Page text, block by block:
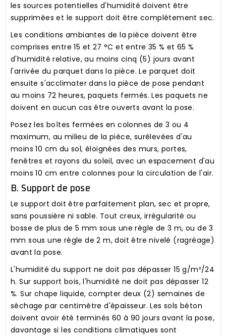
les sources potentielles d'humidité doivent être
supprimées et le support doit être complètement sec.
Les conditions ambiantes de la pièce doivent être
comprises entre 15 et 27 °C et entre 35 % et 65 %
d'humidité relative, au moins cinq (5) jours avant
l'arrivée du parquet dans la pièce. Le parquet doit
ensuite s'acclimater dans la pièce de pose pendant
au moins 72 heures, paquets fermés.Les paquets ne
doivent en aucun cas être ouverts avant la pose.
Posez les boîtes fermées en colonnes de 3 ou 4
maximum, au milieu de la pièce, surélevées d'au
moins 10 cm du sol, éloignées des murs, portes,
fenêtres et rayons du soleil, avec un espacement d'au
moins 10 cm entre colonnes pour la circulation de l'air.
B. Support de pose
Le support doit être parfaitement plan, sec et propre,
sans poussière ni sable. Tout creux, irrégularité ou
bosse de plus de 5 mm sous une règle de 3 m, ou de 3
mm sous une règle de 2 m, doit être nivelé (ragréage)
avant la pose.
L'humidité du support ne doit pas dépasser 15 g/m²/24
h. Sur support bois, l'humidité ne doit pas dépasser 12
%. Sur chape liquide, compter deux (2) semaines de
séchage par centimètre d'épaisseur. Les sols béton
doivent avoir été terminés 60 à 90 jours avant la pose,
davantage si les conditions climatiques sont